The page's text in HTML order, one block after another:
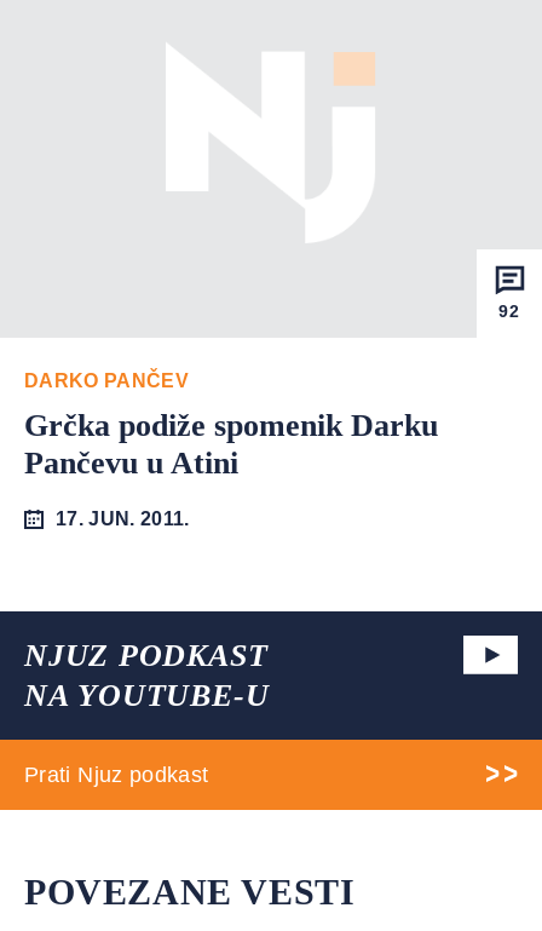
92
DARKO PANČEV
Grčka podiže spomenik Darku
Pančevu u Atini
17. JUN. 2011.
NJUZ PODKAST
NA YOUTUBE-U
Prati Njuz podkast
POVEZANE VESTI